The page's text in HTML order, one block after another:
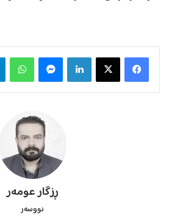
X
ڕزگار عومەر
نووسەر